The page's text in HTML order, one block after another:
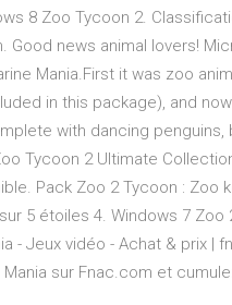
8 Zoo Tycoon 2.
Good news animal lovers!
Mania.First it was zoo
in this package), and
with dancing
Tycoon 2 Ultimate
Pack Zoo 2 Tycoon : Zoo
5 étoiles 4. Windows 7
- Jeux vidéo - Achat & prix
Mania sur Fnac.com et